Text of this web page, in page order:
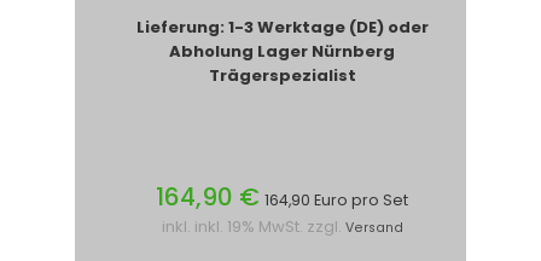
Lieferung: 1-3 Werktage (DE) oder
Abholung Lager Nürnberg
Trägerspezialist
164,90 € 164,90 Euro pro Set
inkl. inkl. 19% MwSt. zzgl. Versand